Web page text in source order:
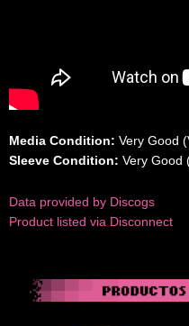
Media Condition: Very Good
Sleeve Condition: Very Good
Data provided by Discogs
Product listed via Disconnect